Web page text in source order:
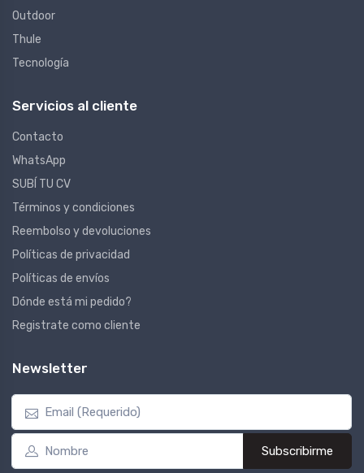
Outdoor
Thule
Tecnología
Servicios al cliente
Contacto
WhatsApp
SUBÍ TU CV
Términos y condiciones
Reembolso y devoluciones
Políticas de privacidad
Políticas de envíos
Dónde está mi pedido?
Registrate como cliente
Newsletter
Subscribirme